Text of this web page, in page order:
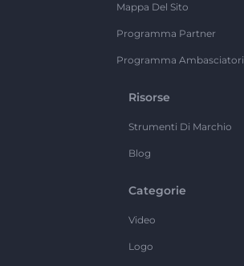
Mappa Del Sito
Programma Partner
Programma Ambasciatori
Risorse
Strumenti Di Marchio
Blog
Categorie
Video
Logo